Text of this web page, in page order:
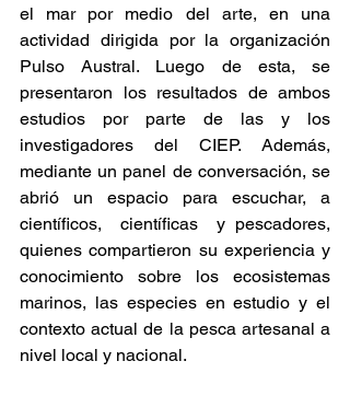
el mar por medio del arte, en una
actividad dirigida por la organización
Pulso Austral. Luego de esta, se
presentaron los resultados de ambos
estudios por parte de las y los
investigadores del CIEP. Además,
mediante un panel de conversación, se
abrió un espacio para escuchar, a
científicos,  científicas  y pescadores,
quienes compartieron su experiencia y
conocimiento sobre los ecosistemas
marinos, las especies en estudio y el
contexto actual de la pesca artesanal a
nivel local y nacional.